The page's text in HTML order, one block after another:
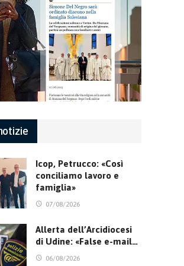
Icop, Petrucco: «Così
conciliamo lavoro e
famiglia»
07/08/2026
Allerta dell’Arcidiocesi
di Udine: «False e-mail…
06/08/2026